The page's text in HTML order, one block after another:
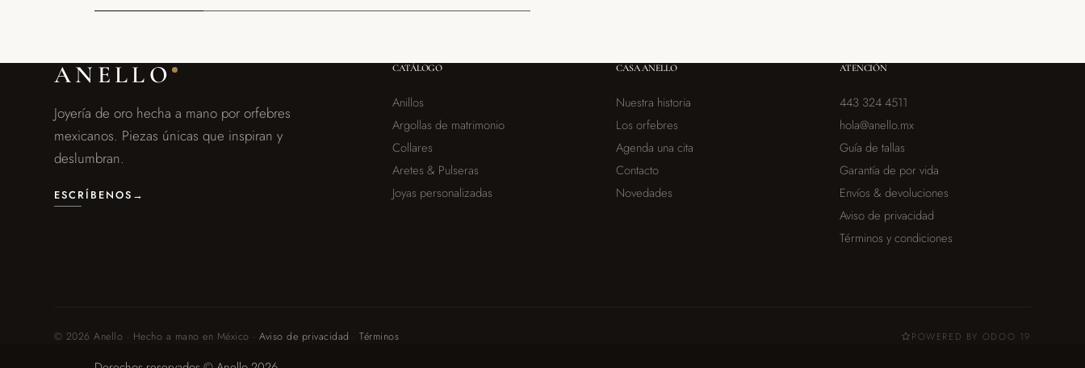
ANELLO
Joyería de oro hecha a mano por orfebres
mexicanos. Piezas únicas que inspiran y
deslumbran.
ESCRÍBENOS →
CATÁLOGO
Anillos
Argollas de matrimonio
Collares
Aretes & Pulseras
Joyas personalizadas
CASA ANELLO
Nuestra historia
Los orfebres
Agenda una cita
Contacto
Novedades
ATENCIÓN
443 324 4511
hola@anello.mx
Guía de tallas
Garantía de por vida
Envíos & devoluciones
Aviso de privacidad
Términos y condiciones
© 2026 Anello · Hecho a mano en México ·Aviso de privacidad ·Términos POWERED BY ODOO 19